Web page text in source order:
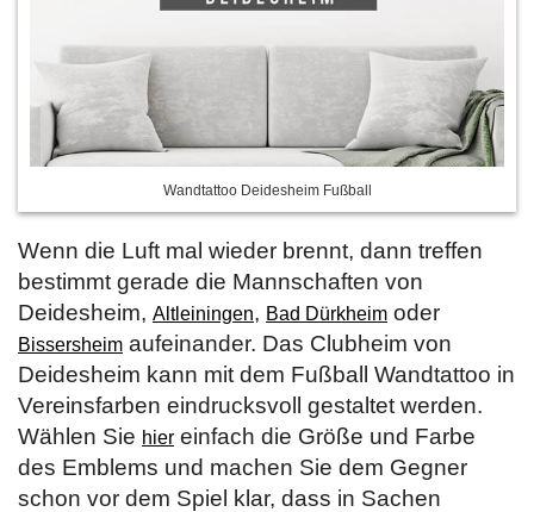
Wandtattoo Deidesheim Fußball
Wenn die Luft mal wieder brennt, dann treffen
bestimmt gerade die Mannschaften von
Deidesheim, Altleiningen, Bad Dürkheim oder
Bissersheim aufeinander. Das Clubheim von
Deidesheim kann mit dem Fußball Wandtattoo in
Vereinsfarben eindrucksvoll gestaltet werden.
Wählen Sie hier einfach die Größe und Farbe
des Emblems und machen Sie dem Gegner
schon vor dem Spiel klar, dass in Sachen